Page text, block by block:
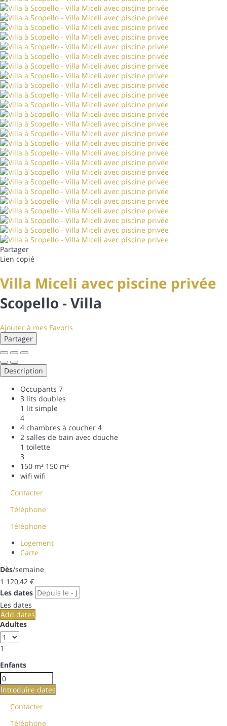
Partager
Lien copié
Villa Miceli avec piscine privée
Scopello -Villa
Ajouter à mes Favoris
Partager
Description
Occupants 7
3 lits doubles
1 lit simple
4
4 chambres à coucher 4
2 salles de bain avec douche
1 toilette
3
150 m² 150 m²
wifi wifi
Contacter
Téléphone
Téléphone
Logement
Carte
Dès/semaine
1 120,42 €
Les dates
Les dates
Add dates
Adultes
1
Enfants
Introduire dates
Contacter
Téléphone